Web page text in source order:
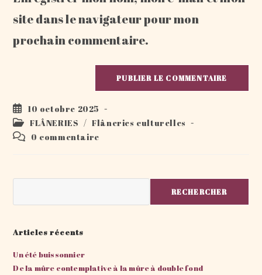
site dans le navigateur pour mon
prochain commentaire.
Publication
publiée :
10 octobre 2025
Post
category:
FLÂNERIES / Flâneries culturelles
Commentaires
0 commentaire
RECHERCHER
Articles récents
Un été buissonnier
De la mûre contemplative à la mûre à double fond